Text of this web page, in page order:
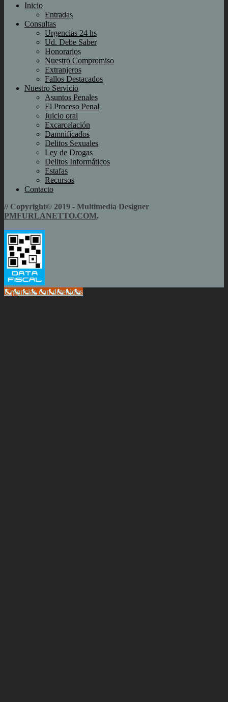
Inicio
Entradas
Consultas
Urgencias 24 hs
Ud. Debe Saber
Honorarios
Nuestro Compromiso
Extranjeros
Fallos Destacados
Nuestro Servicio
Asuntos Penales
El Proceso Penal
Juicio oral
Excarcelación
Damnificados
Delitos Sexuales
Ley de Drogas
Delitos Informáticos
Estafas
Recursos
Contacto
// Copyright© 2019 - Multimedia Designer
PMFURLANETTO.COM.
Urgencias con detenidos